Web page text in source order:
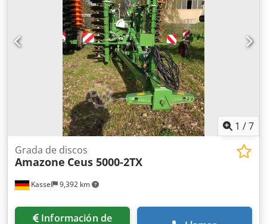
1 /7
Kassel 9,392 km
Grada de discos
Amazone Ceus 5000-2TX
Información de